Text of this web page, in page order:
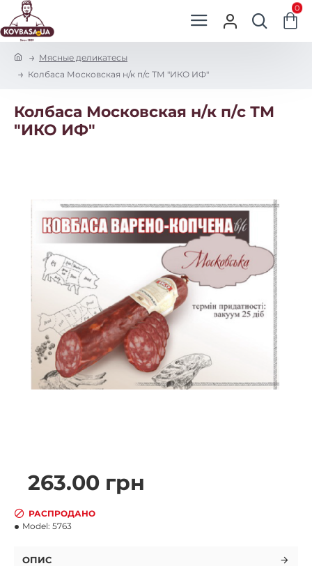
0
Мясные деликатесы
Колбаса Московская н/к п/с ТМ "ИКО ИФ"
Колбаса Московская н/к п/с ТМ
"ИКО ИФ"
263.00 грн
РАСПРОДАНО
Model: 5763
ОПИС